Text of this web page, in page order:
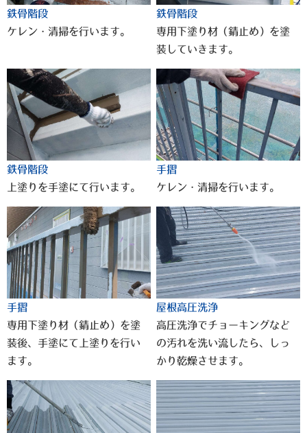
鉄骨階段
ケレン・清掃を行います。
鉄骨階段
専用下塗り材（錆止め）を塗
装していきます。
鉄骨階段
上塗りを手塗にて行います。
手摺
ケレン・清掃を行います。
手摺
専用下塗り材（錆止め）を塗
装後、手塗にて上塗りを行い
ます。
屋根高圧洗浄
高圧洗浄でチョーキングなど
の汚れを洗い流したら、しっ
かり乾燥させます。